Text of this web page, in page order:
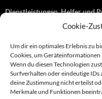
Cookie-
Um dir ein optimales Erlebnis zu
Cookies, um
Wenn du diesen Technologien
Surfverhalten oder eindeutige IDs
deine Zustimmung nicht erteilst
Merkmale und Funktionen
Dienstleistungen, Helfer und
Anonymisierungsdienste, VPN-
Bezahlsysteme,
Bürodienstleister,
Datenhändler, Adressbroker und
Hosting, Routing, Provider,
Inkasso,
Spieleanbieter, Online- und